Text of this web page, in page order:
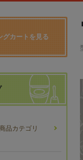
グカートを見る
品カテゴリ